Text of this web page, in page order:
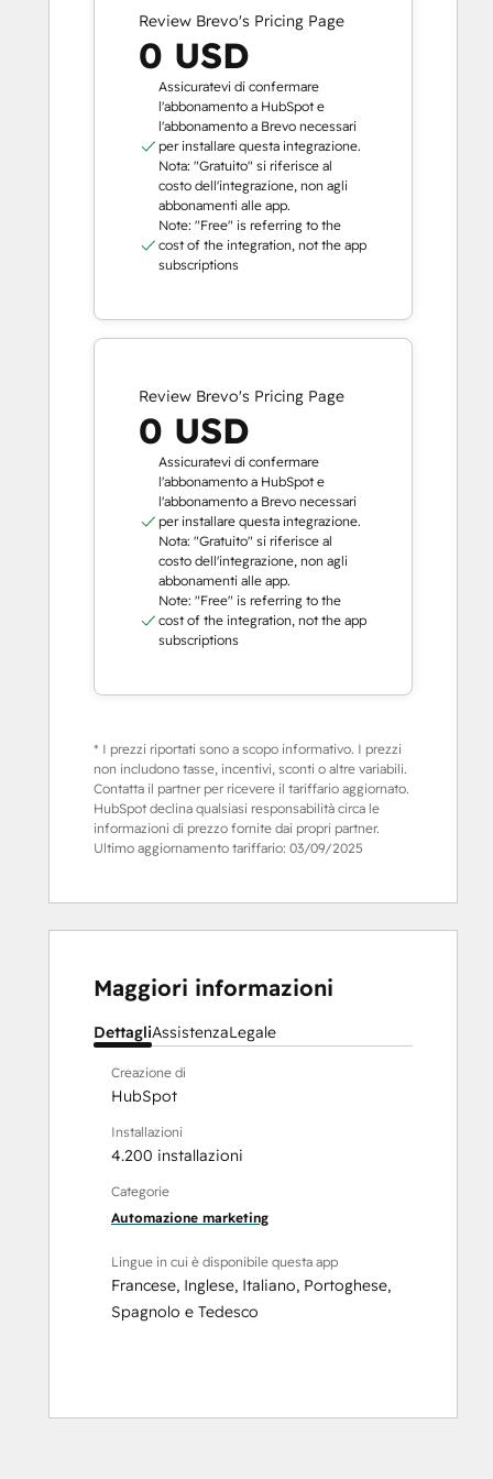
Review Brevo's Pricing Page
0 USD
Assicuratevi di confermare
l'abbonamento a HubSpot e
l'abbonamento a Brevo necessari
per installare questa integrazione.
Nota: "Gratuito" si riferisce al
costo dell'integrazione, non agli
abbonamenti alle app.
Note: "Free" is referring to the
cost of the integration, not the app
subscriptions
Review Brevo's Pricing Page
0 USD
Assicuratevi di confermare
l'abbonamento a HubSpot e
l'abbonamento a Brevo necessari
per installare questa integrazione.
Nota: "Gratuito" si riferisce al
costo dell'integrazione, non agli
abbonamenti alle app.
Note: "Free" is referring to the
cost of the integration, not the app
subscriptions
* I prezzi riportati sono a scopo informativo. I prezzi
non includono tasse, incentivi, sconti o altre variabili.
Contatta il partner per ricevere il tariffario aggiornato.
HubSpot declina qualsiasi responsabilità circa le
informazioni di prezzo fornite dai propri partner.
Ultimo aggiornamento tariffario: 03/09/2025
Maggiori informazioni
DettagliAssistenzaLegale
Creazione di
HubSpot
Installazioni
4.200 installazioni
Categorie
Automazione marketing
Lingue in cui è disponibile questa app
Francese, Inglese, Italiano, Portoghese,
Spagnolo e Tedesco